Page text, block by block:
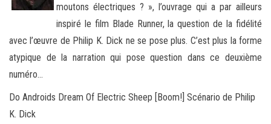
moutons électriques ? », l’ouvrage qui a par ailleurs
inspiré le film Blade Runner, la question de la fidélité
avec l’œuvre de Philip K. Dick ne se pose plus. C’est plus la forme
atypique de la narration qui pose question dans ce deuxième
numéro…
Do Androids Dream Of Electric Sheep [Boom!] Scénario de Philip
K. Dick